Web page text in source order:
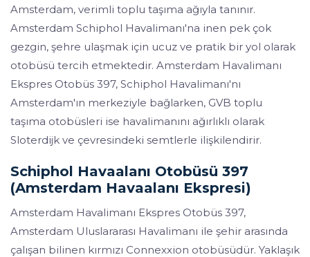
Amsterdam, verimli toplu taşıma ağıyla tanınır.
Amsterdam Schiphol Havalimanı'na inen pek çok
gezgin, şehre ulaşmak için ucuz ve pratik bir yol olarak
otobüsü tercih etmektedir. Amsterdam Havalimanı
Ekspres Otobüs 397, Schiphol Havalimanı'nı
Amsterdam'ın merkeziyle bağlarken, GVB toplu
taşıma otobüsleri ise havalimanını ağırlıklı olarak
Sloterdijk ve çevresindeki semtlerle ilişkilendirir.
Schiphol Havaalanı Otobüsü 397
(Amsterdam Havaalanı Ekspresi)
Amsterdam Havalimanı Ekspres Otobüs 397,
Amsterdam Uluslararası Havalimanı ile şehir arasında
çalışan bilinen kırmızı Connexxion otobüsüdür. Yaklaşık